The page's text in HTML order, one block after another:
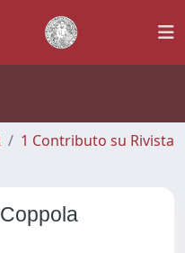
1 Contributo su Rivista